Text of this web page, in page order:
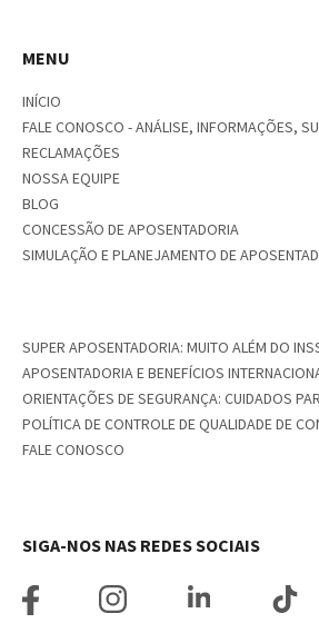
MENU
INÍCIO
FALE CONOSCO - ANÁLISE, INFORMAÇÕES,
RECLAMAÇÕES
NOSSA EQUIPE
BLOG
CONCESSÃO DE APOSENTADORIA
SIMULAÇÃO E PLANEJAMENTO DE
SUPER APOSENTADORIA: MUITO ALÉM DO
APOSENTADORIA E BENEFÍCIOS
ORIENTAÇÕES DE SEGURANÇA: CUIDADOS
POLÍTICA DE CONTROLE DE QUALIDADE DE
FALE CONOSCO
SIGA-NOS NAS REDES SOCIAIS